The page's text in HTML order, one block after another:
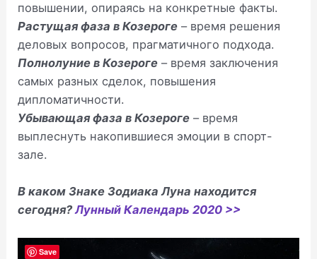
повышении, опираясь на конкретные факты.
Растущая фаза в Козероге – время решения
деловых вопросов, прагматичного подхода.
Полнолуние в Козероге – время заключения
самых разных сделок, повышения
дипломатичности.
Убывающая фаза в Козероге – время
выплеснуть накопившиеся эмоции в спорт-
зале.
В каком Знаке Зодиака Луна находится
сегодня?Лунный Календарь 2020 >>
Save